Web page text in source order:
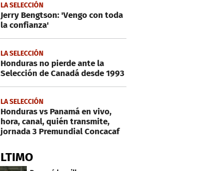
LA SELECCIÓN
Jerry Bengtson: 'Vengo con toda
la confianza'
LA SELECCIÓN
Honduras no pierde ante la
Selección de Canadá desde 1993
LA SELECCIÓN
Honduras vs Panamá en vivo,
hora, canal, quién transmite,
jornada 3 Premundial Concacaf